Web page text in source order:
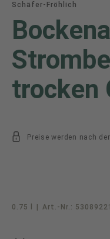
Schäfer-Fröhlich
trocken
Preise werden nach
0.75 l Art.-Nr.: 53089221